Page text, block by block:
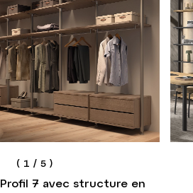
( 1 / 5 )
Profil 7 avec structure en